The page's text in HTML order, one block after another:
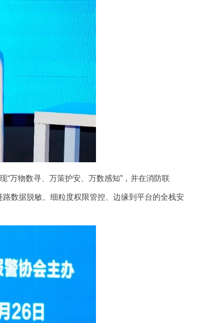
万物数寻、万策护安、万数感知”，并在消防联
数据脱敏、细粒度权限管控、边缘到平台的全栈安